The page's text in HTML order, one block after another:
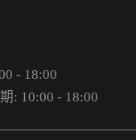
- 18:00
: 10:00 - 18:00